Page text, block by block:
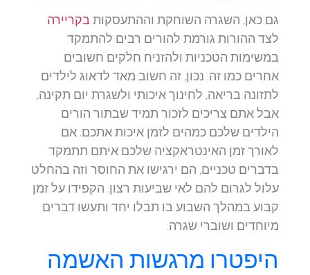
גם כאן, השגרה השוחקת וההתעסקותבקריירה
לצד ההורות גורמת להורים רבים להתמקד
במשימות הטכניות ולהזניח חלקים חשובים
אחרים כמו זה. נכון, זה חשוב מאד לדאוג לילדים
לתזונה בריאה, לחינוך איכותי ולשגרת יום תקינה,
אבל אתם צריכים לזכור תמיד שבתור הורים
הילדים שלכם כמהים לזמן איכות אתכם. אם
לאורך זמן האינטראקציה שלכם איתם תתמקד
בדברים טכניים, הם ירגישו את החוסר וזה בהחלט
עלול לגרום להם לאי שביעות רצון. הקפידו על זמן
קבוע במהלך השבוע בו תבלו יחד ותעשו דברים
מיוחדים ושוברי שגרה.
היפטרו מרגשות האשמה